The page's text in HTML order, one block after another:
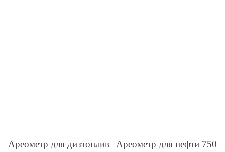
Ареометр для дизтоплив
Ареометр для нефти 750